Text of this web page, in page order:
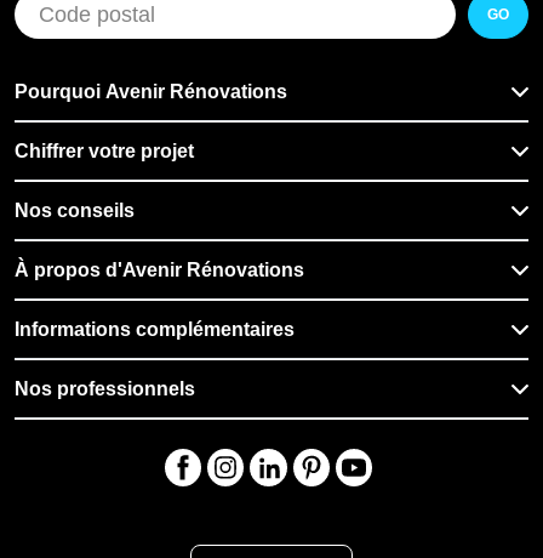
GO
Pourquoi Avenir Rénovations
Chiffrer votre projet
Nos conseils
À propos d'Avenir Rénovations
Informations complémentaires
Nos professionnels